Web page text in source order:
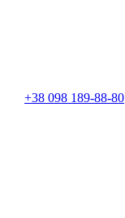
+38 098 189-88-80